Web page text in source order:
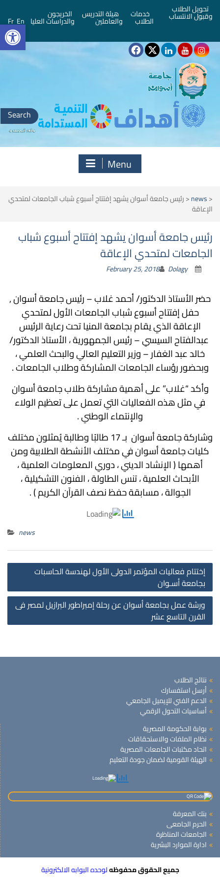
تحويل الطلاب
وقبول الانتساب خدمات
الطلاب
هيئة التدريس
والعاملين
الخريجون
والدراسات العليا En
Fr
Search
for:
Menu
<
news
<رئيس جامعة أسوان يشهد إفتتاح أسبوع شباب الجامعات لمتحدي
الإعاقة
رئيس جامعة أسوان يشهد إفتتاح أسبوع شباب
الجامعات لمتحدي الإعاقة
February 25, 2018 Dolagy
حضر الأستاذ الدكتور/ أحمد غلاب – رئيس جامعة أسوان ,
حفل إفتتاح أسبوع شباب الجامعات الأول لمتحدي
الإعاقة الذي يقام بجامعة المنيا تحت رعاية الرئيس
عبدالفتاح السيسي – رئيس الجمهورية ، الأستاذ الدكتور/
خالد عبد الغفار – وزير التعليم العالي والبحث العلمي ،
وبحضور رؤساء الجامعات المشاركة وطلاب الجامعات .
وأكد “غلاب” على أهمية مشاركة طلاب جامعة أسوان
في مثل هذه الفعاليات التي تعمل على تعظيم الولاء
والإنتماء الوطني .
وشاركة جامعة أسوان بـ 17 طالبًا وطالبة يُمثلون مختلف
كليات جامعة أسوان في مختلف الأنشطة الطلابية ومن
أهمها ( الإنشاد الديني ، دوري المعلومات العلمية ،
الأبحاث العلمية ، تنس الطاولة ، الفنون التشكيلية ،
الجوالة ، مسابقة حفظ نصف القرآن الكريم ) .
news
إختتام فعاليات المؤتمر الدولى الأول لهندسة الحاسبات
بجامعة أسـوان
ورشة عمل بجامعة أسوان عن رحلة إمبراطور البرازيل لمصر فى
القرن التاسع عشر
نتائج الطلاب
أرسل استفسارك
الدعم الفني للإيميل الجامعي
أساسيات التحول الرقمي
بوابة الحكومة المصرية
نظام الملفات والاستحقاقات
اتحاد مكتبات الجامعات المصرية
الهيئة القومية لضمان جودة التعليم
بنك المعرفة
الحرم الجامعى
الجامعات المناظرة
ادارة الموارد البشرية
جميع الحقوق محفوظهلوحده البوابه الالكترونية